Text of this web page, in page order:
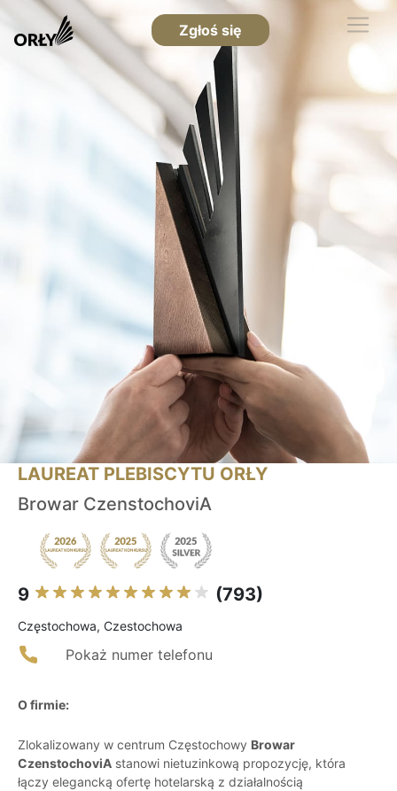
Zgłoś się
LAUREAT PLEBISCYTU ORŁY
Browar CzenstochoviA
9 (793)
Częstochowa, Czestochowa
Pokaż numer telefonu
O firmie:
Zlokalizowany w centrum Częstochowy Browar
CzenstochoviA stanowi nietuzinkową propozycję, która
łączy elegancką ofertę hotelarską z działalnością